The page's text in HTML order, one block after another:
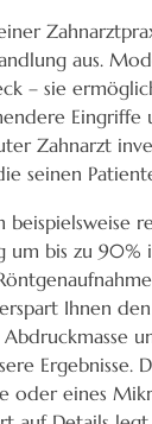
aus.
– sie
Eingriffe
Zahnarzt
seinen
beispielsweise
um bis zu 90%
Ihnen
Ergebnisse.
oder eines